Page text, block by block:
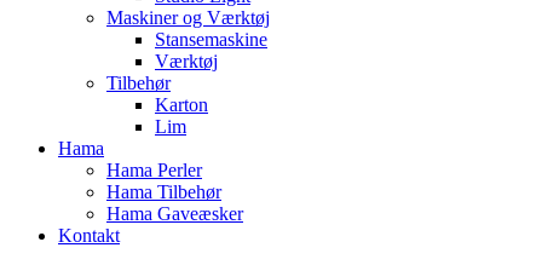
Maskiner og Værktøj
Stansemaskine
Værktøj
Tilbehør
Karton
Lim
Hama
Hama Perler
Hama Tilbehør
Hama Gaveæsker
Kontakt